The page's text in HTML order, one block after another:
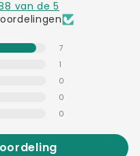
van de 5
7
1
0
0
0